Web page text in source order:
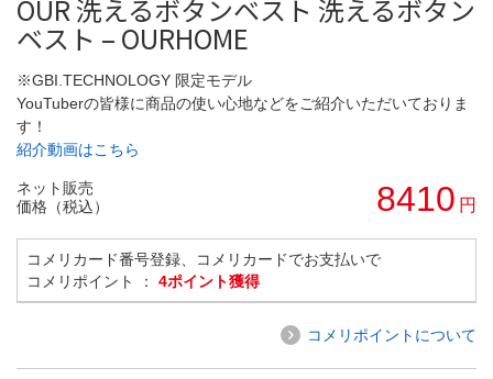
OUR 洗えるボタンベスト 洗えるボタン
ベスト – OURHOME
※GBI.TECHNOLOGY 限定モデル
YouTuberの皆様に商品の使い心地などをご紹介いただいておりま
す！
紹介動画はこちら
ネット販売
価格（税込）
8410 円
コメリカード番号登録、コメリカードでお支払いで
コメリポイント ： 4ポイント獲得
コメリポイントについて